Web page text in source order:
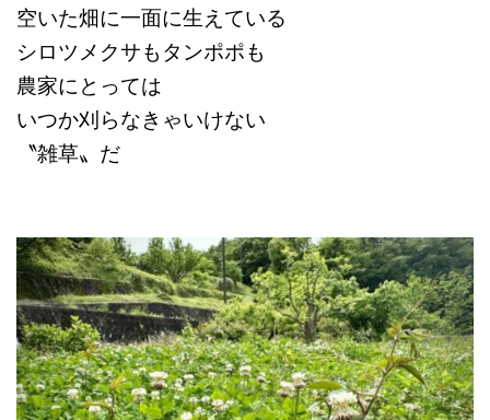
空いた畑に一面に生えている
シロツメクサもタンポポも
農家にとっては
いつか刈らなきゃいけない
〝雑草〟だ